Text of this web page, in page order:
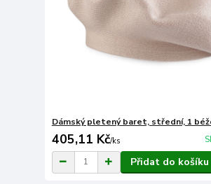
Dámský pletený baret, střední, 1
405,11 Kč/ks
Přidat do košíku